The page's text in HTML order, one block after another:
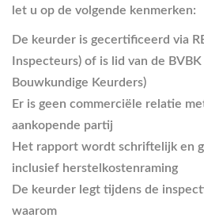
let u op de volgende kenmerken:
De keurder is gecertificeerd via
Inspecteurs) of is lid van de
Bouwkundige Keurders)
Er is geen commerciële relatie
aankopende partij
Het rapport wordt schriftelijk en
inclusief herstelkostenraming
De keurder legt tijdens de
waarom